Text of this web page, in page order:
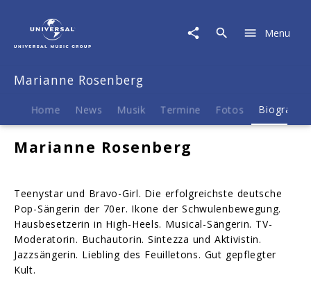
Rosenberg
Biografie
Menu
Marianne Rosenberg
Home News Musik Termine Fotos Biografie
Marianne Rosenberg
Teenystar und Bravo-Girl. Die erfolgreichste deutsche
Pop-Sängerin der 70er. Ikone der Schwulenbewegung.
Hausbesetzerin in High-Heels. Musical-Sängerin. TV-
Moderatorin. Buchautorin. Sintezza und Aktivistin.
Jazzsängerin. Liebling des Feuilletons. Gut gepflegter
Kult.